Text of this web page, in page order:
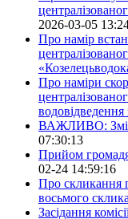
2026-03-05
Про намір
Про наміри
водовідведення
ВАЖЛИВО:
07:30:13
Прийом
02-24 14:59:16
Про скликання
восьмого
Засідання